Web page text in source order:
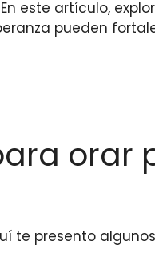
este artículo,
pueden
orar
te presento